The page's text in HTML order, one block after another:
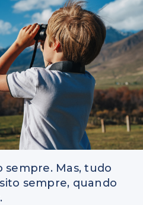
sempre. Mas, tudo
sempre, quando